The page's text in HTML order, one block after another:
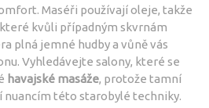
Maséři používají oleje, takže
kvůli případným skvrnám
plná jemné hudby a vůně vás
Vyhledávejte salony, které se
havajské masáže, protože tamní
této starobylé techniky.